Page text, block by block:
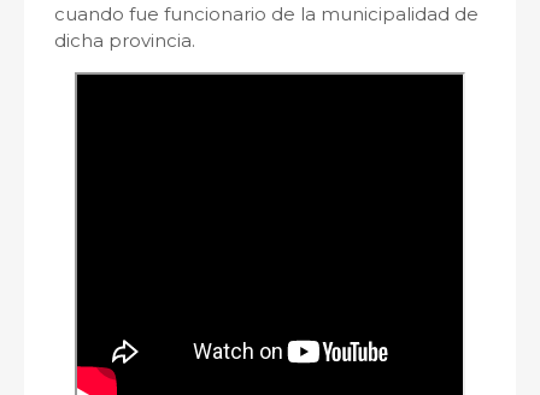
cuando fue funcionario de la municipalidad de
dicha provincia.